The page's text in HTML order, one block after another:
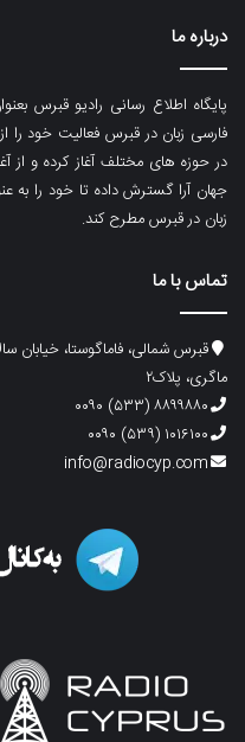
درباره ما
پایگاه اطلاع رسانی رادیو قبرس
جهان آرا گسترش داده تا خود را
زبان در قبرس مطرح کند.
تماس با ما
ماگری، پلاک۲
۸۸۹۹۸۸۰ (۵۳۳) ۰۰۹۰
۱۰۱۶۱۰۰ (۵۳۹) ۰۰۹۰
info@radiocyp.com